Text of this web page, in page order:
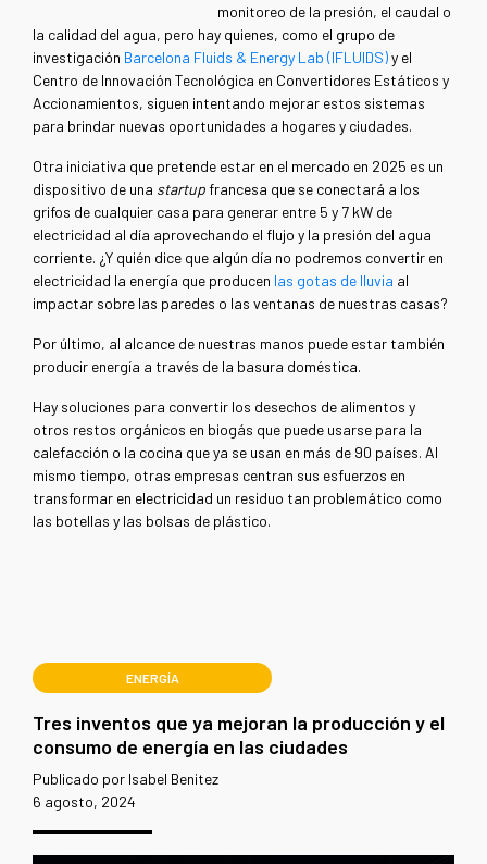
monitoreo de la presión, el caudal o
la calidad del agua, pero hay quienes, como el grupo de
investigación Barcelona Fluids & Energy Lab (IFLUIDS)y el
Centro de Innovación Tecnológica en Convertidores Estáticos y
Accionamientos, siguen intentando mejorar estos sistemas
para brindar nuevas oportunidades a hogares y ciudades.
Otra iniciativa que pretende estar en el mercado en 2025 es un
dispositivo de una startupfrancesa que se conectará a los
grifos de cualquier casa para generar entre 5 y 7 kW de
electricidad al día aprovechando el flujo y la presión del agua
corriente. ¿Y quién dice que algún día no podremos convertir en
electricidad la energía que producen las gotas de lluvia al
impactar sobre las paredes o las ventanas de nuestras casas?
Por último, al alcance de nuestras manos puede estar también
producir energía a través de la basura doméstica.
Hay soluciones para convertir los desechos de alimentos y
otros restos orgánicos en biogás que puede usarse para la
calefacción o la cocina que ya se usan en más de 90 países. Al
mismo tiempo, otras empresas centran sus esfuerzos en
transformar en electricidad un residuo tan problemático como
las botellas y las bolsas de plástico.
ENERGÍA
Tres inventos que ya mejoran la producción y el
consumo de energía en las ciudades
Publicado por Isabel Benitez
6 agosto, 2024